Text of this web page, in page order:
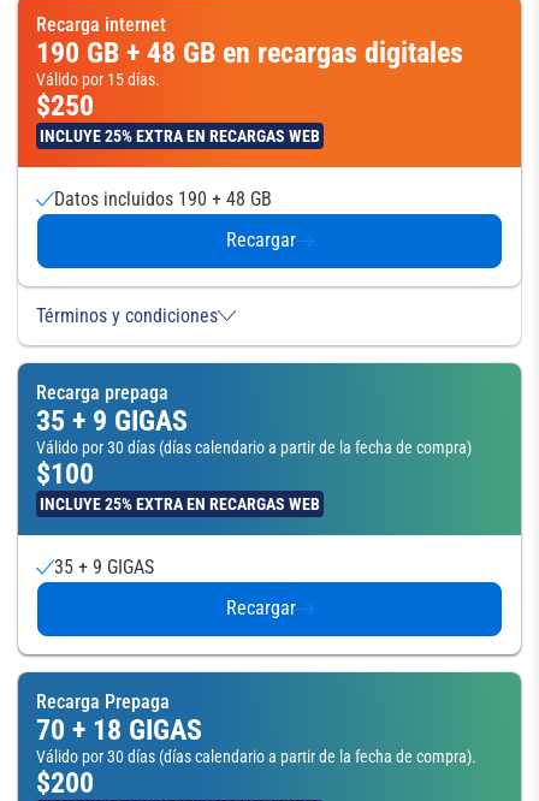
Recarga internet
190 GB + 48 GB en recargas digitales
Válido por 15 días.
$250
INCLUYE 25% EXTRA EN RECARGAS WEB
Datos incluidos 190 + 48 GB
Recargar
Términos y condiciones
Recarga prepaga
35 + 9 GIGAS
Válido por 30 días (días calendario a partir de la fecha de compra)
$100
INCLUYE 25% EXTRA EN RECARGAS WEB
35 + 9 GIGAS
Recargar
Recarga Prepaga
70 + 18 GIGAS
Válido por 30 días (días calendario a partir de la fecha de compra).
$200